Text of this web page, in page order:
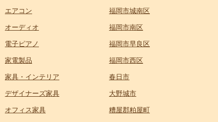
エアコン
オーディオ
電子ピアノ
家電製品
家具・インテリア
デザイナーズ家具
オフィス家具
福岡市城南区
福岡市南区
福岡市早良区
福岡市西区
春日市
大野城市
糟屋郡粕屋町